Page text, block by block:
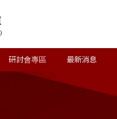
研討會專區 最新消息